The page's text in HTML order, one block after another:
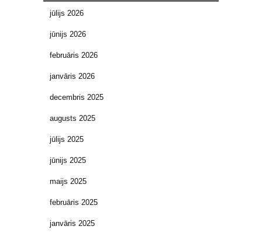
jūlijs 2026
jūnijs 2026
februāris 2026
janvāris 2026
decembris 2025
augusts 2025
jūlijs 2025
jūnijs 2025
maijs 2025
februāris 2025
janvāris 2025